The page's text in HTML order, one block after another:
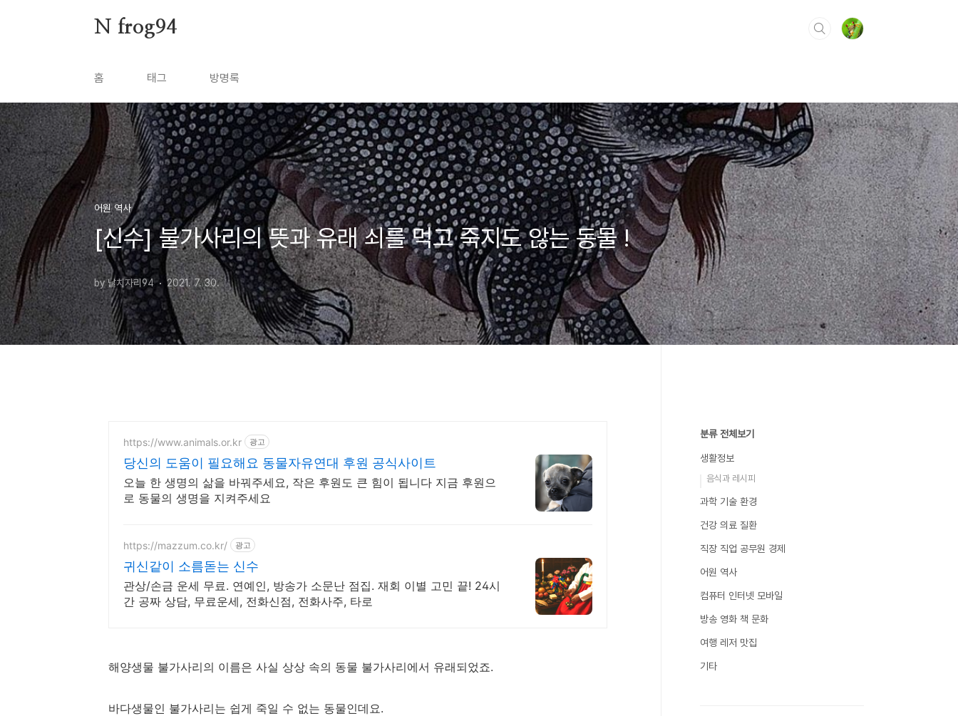
N frog94
홈 태그 방명록
어원 역사
[신수] 불가사리의 뜻과 유래 쇠를 먹고 죽지도 않는 동물 !
by 날치자리94 2021. 7. 30.
https://www.animals.or.kr 광고
당신의 도움이 필요해요 동물자유연대 후원 공식사이트
오늘 한 생명의 삶을 바꿔주세요, 작은 후원도 큰 힘이 됩니다 지금 후원으
로 동물의 생명을 지켜주세요
https://mazzum.co.kr/ 광고
귀신같이 소름돋는 신수
관상/손금 운세 무료. 연예인, 방송가 소문난 점집. 재회 이별 고민 끝! 24시
간 공짜 상담, 무료운세, 전화신점, 전화사주, 타로
해양생물 불가사리의 이름은 사실 상상 속의 동물 불가사리에서 유래되었죠.
바다생물인 불가사리는 쉽게 죽일 수 없는 동물인데요.
분류 전체보기
생활정보
음식과 레시피
과학 기술 환경
건강 의료 질환
직장 직업 공무원 경제
어원 역사
컴퓨터 인터넷 모바일
방송 영화 책 문화
여행 레저 맛집
기타